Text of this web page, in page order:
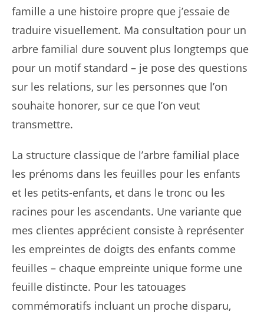
famille a une histoire propre que j’essaie de
traduire visuellement. Ma consultation pour un
arbre familial dure souvent plus longtemps que
pour un motif standard – je pose des questions
sur les relations, sur les personnes que l’on
souhaite honorer, sur ce que l’on veut
transmettre.
La structure classique de l’arbre familial place
les prénoms dans les feuilles pour les enfants
et les petits-enfants, et dans le tronc ou les
racines pour les ascendants. Une variante que
mes clientes apprécient consiste à représenter
les empreintes de doigts des enfants comme
feuilles – chaque empreinte unique forme une
feuille distincte. Pour les tatouages
commémoratifs incluant un proche disparu,